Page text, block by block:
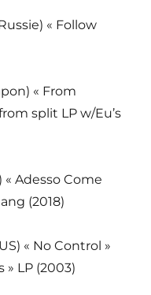
« Follow
« From
split LP w/Eu’s
« Adesso Come
(2018)
« No Control »
LP (2003)